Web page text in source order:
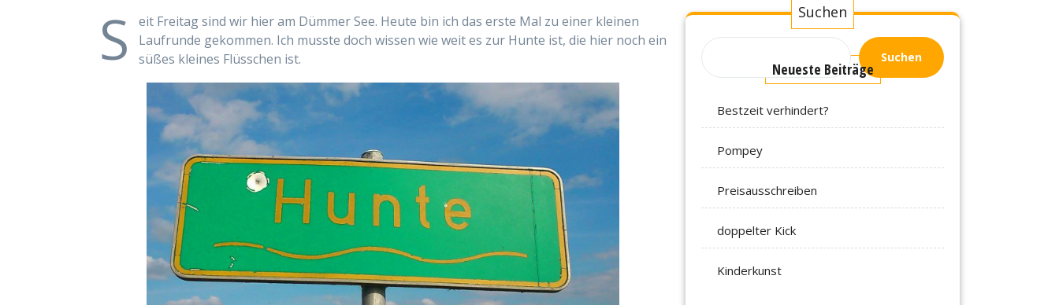
S
eit Freitag sind wir hier am Dümmer See. Heute bin ich das erste Mal zu einer kleinen
Laufrunde gekommen. Ich musste doch wissen wie weit es zur Hunte ist, die hier noch ein
süßes kleines Flüsschen ist.
Suchen
Suchen
Neueste Beiträge
Bestzeit verhindert?
Pompey
Preisausschreiben
doppelter Kick
Kinderkunst